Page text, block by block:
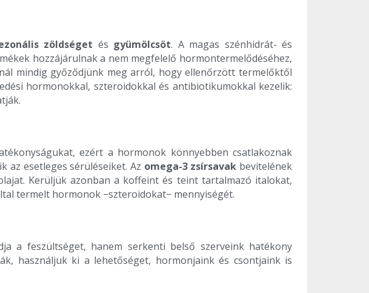
zöldséget és gyümölcsöt. A magas szénhidrát- és
hozzájárulnak a nem megfelelő hormontermelődéséhez,
mindig győződjünk meg arról, hogy ellenőrzött termelőktől
hormonokkal, szteroidokkal és antibiotikumokkal kezelik:
ezért a hormonok könnyebben csatlakoznak
az esetleges sérüléseiket. Az omega-3 zsírsavak bevitelének
Kerüljük azonban a koffeint és teint tartalmazó italokat,
termelt hormonok −szteroidokat− mennyiségét.
a feszültséget, hanem serkenti belső szerveink hatékony
használjuk ki a lehetőséget, hormonjaink és csontjaink is